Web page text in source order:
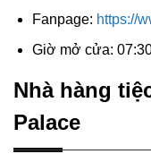
Fanpage: https://
Giờ mở cửa:
Nhà hàng
Palace